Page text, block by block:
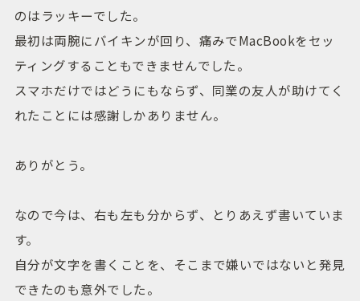
のはラッキーでした。
最初は両腕にバイキンが回り、痛みでMacBookをセッ
ティングすることもできませんでした。
スマホだけではどうにもならず、同業の友人が助けてく
れたことには感謝しかありません。
ありがとう。
なので今は、右も左も分からず、とりあえず書いていま
す。
自分が文字を書くことを、そこまで嫌いではないと発見
できたのも意外でした。